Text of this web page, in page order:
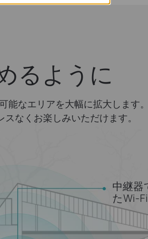
るように
能なエリアを大幅に拡大します
なくお楽しみいただけます。
中継器
たWi-Fi